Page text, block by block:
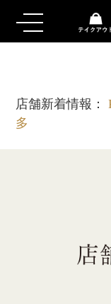
店舗新着情報：
多